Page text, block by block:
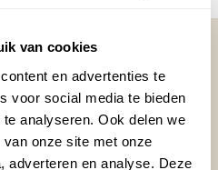
van cookies
en advertenties te
voor social media te bieden
analyseren. Ook delen we
onze site met onze
adverteren en analyse. Deze
Achternaam
Waar ligt je interesse?